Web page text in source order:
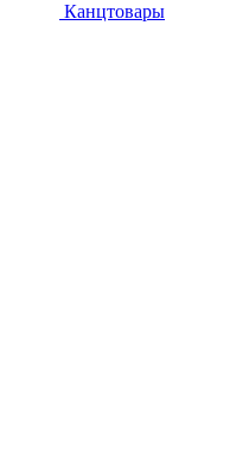
Канцтовары